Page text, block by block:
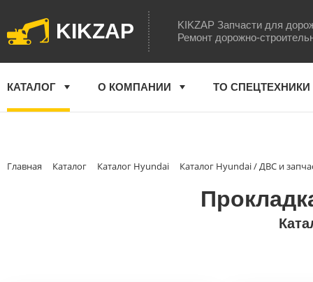
KIKZAP
KIKZAP Запчасти для
Ремонт дорожно-
КАТАЛОГ О КОМПАНИИ ТО СПЕЦТЕХНИКИ
Главная Каталог Каталог Hyundai Каталог Hyundai / ДВС и